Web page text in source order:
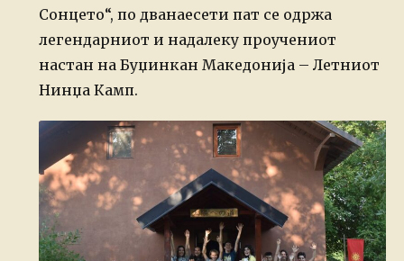
Сонцето“, по дванаесети пат се одржа
легендарниот и надалеку проучениот
настан на Буџинкан Македонија – Летниот
Нинџа Камп.